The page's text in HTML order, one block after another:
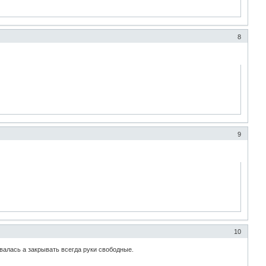
8
9
10
а закрывать всегда руки свободные.